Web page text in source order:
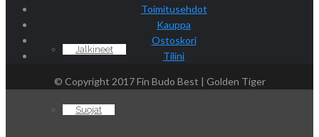
Jalkineet
Suojat
Toimitusehdot
Kauppa
Ostoskori
Tilini
© Copyright 2017 Fin Budo Best | Golden Tiger